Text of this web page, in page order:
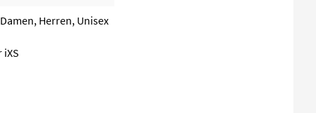
Damen, Herren, Unisex